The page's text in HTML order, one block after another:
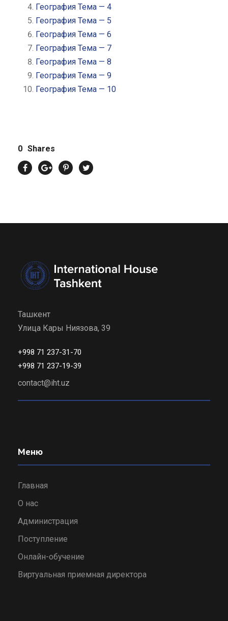
География Тема — 4
География Тема — 5
География Тема — 6
География Тема — 7
География Тема — 8
География Тема — 9
География Тема — 10
0 Shares
Ташкент
Улица Кары Ниязова, 39
+998 71 237-31-70
+998 71 237-19-39
contact@iht.uz
Меню
Главная
О нас
Администрация
Поступление
Онлайн-обучение
Виртуальная приемная директора